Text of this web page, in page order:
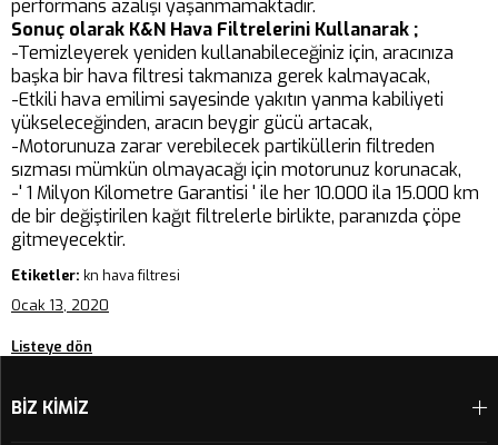
performans azalışı yaşanmamaktadır.
Sonuç olarak K&N Hava Filtrelerini Kullanarak ;
-Temizleyerek yeniden kullanabileceğiniz için, aracınıza
başka bir hava filtresi takmanıza gerek kalmayacak,
-Etkili hava emilimi sayesinde yakıtın yanma kabiliyeti
yükseleceğinden, aracın beygir gücü artacak,
-Motorunuza zarar verebilecek partiküllerin filtreden
sızması mümkün olmayacağı için motorunuz korunacak,
-' 1 Milyon Kilometre Garantisi ' ile her 10.000 ila 15.000 km
de bir değiştirilen kağıt filtrelerle birlikte, paranızda çöpe
gitmeyecektir.
Etiketler: kn hava filtresi
Ocak 13, 2020
Listeye dön
BİZ KİMİZ